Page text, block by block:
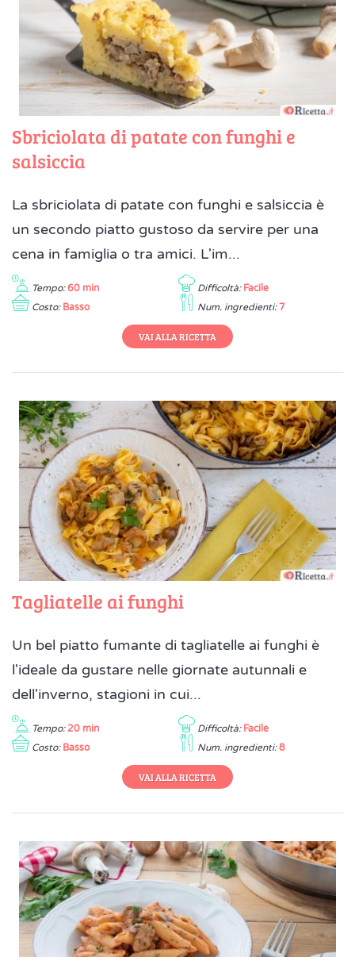
Sbriciolata di patate con funghi e
salsiccia
La sbriciolata di patate con funghi e salsiccia è
un secondo piatto gustoso da servire per una
cena in famiglia o tra amici. L'im...
Tempo: 60 min Difficoltà: Facile
Costo: Basso Num. ingredienti: 7
VAI ALLA RICETTA
Tagliatelle ai funghi
Un bel piatto fumante di tagliatelle ai funghi è
l'ideale da gustare nelle giornate autunnali e
dell'inverno, stagioni in cui...
Tempo: 20 min Difficoltà: Facile
Costo: Basso Num. ingredienti: 8
VAI ALLA RICETTA